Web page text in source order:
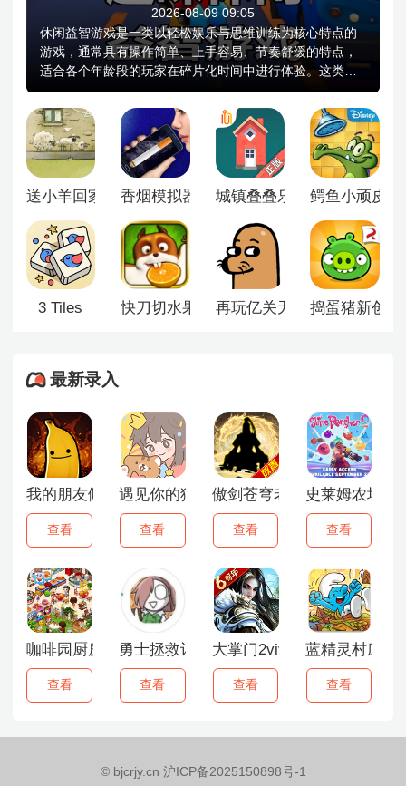
2026-08-09 09:05
休闲益智游戏是一类以轻松娱乐与思维训练为核心特点的
游戏，通常具有操作简单、上手容易、节奏舒缓的特点，
适合各个年龄段的玩家在碎片化时间中进行体验。这类游
戏往往注重逻辑思考、观察力和反应能力的培养，通过解
谜、拼图、匹配、闯关等多样化的玩法激发玩家的思维潜
能。画面风格清新可爱，音乐轻松愉悦，能够有效缓解压
力，带来放松的游戏体验。同时，休闲益智游戏通常设有
丰富的关卡设计和逐步提升的难度梯度，既能满足初学者
的需求，也能为追求挑战的玩家提供足够的乐趣，是兼具
娱乐性与教育意义的一种游戏形式。
送小羊回家2无敌版
香烟模拟器 城镇叠叠乐手机版鳄鱼小顽皮爱
3 Tiles 快刀切水果手机版再玩亿关无广告版捣蛋猪新创版
最新录入
我的朋友佩德罗手机版
查看
遇见你的猫
查看
傲剑苍穹老版本
查看
史莱姆农场2
查看
咖啡园厨房天地
查看
勇士拯救计划
查看
大掌门2vivo版
查看
蓝精灵村庄中
查看
© bjcrjy.cn 沪ICP备2025150898号-1